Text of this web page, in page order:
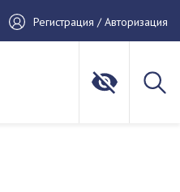
Регистрация / Авторизация